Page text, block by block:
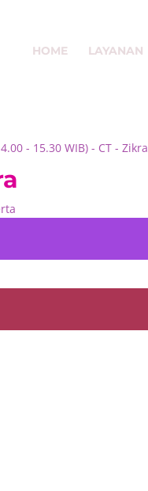
HOME LAYANAN
- 15.30 WIB) - CT - Zikra